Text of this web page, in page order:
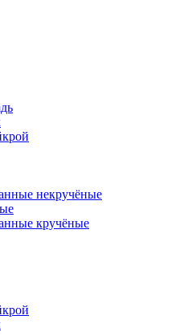
некручёные
кручёные